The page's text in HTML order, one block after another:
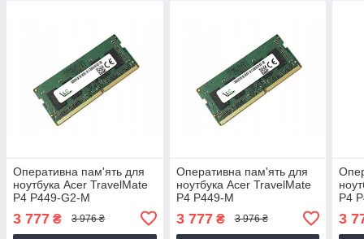
Оперативна пам'ять для
ноутбука Acer TravelMate
P4 P449-G2-M
3 777 ₴ 3 976 ₴
Оперативна пам'ять для
ноутбука Acer TravelMate
P4 P449-M
3 777₴ 3 976 ₴
P4
3